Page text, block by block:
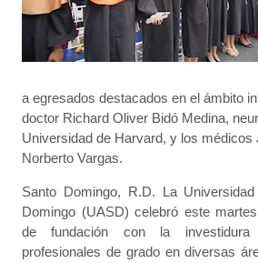
a egresados destacados en el ámbito
doctor Richard Oliver Bidó Medina,
Universidad de Harvard, y los
Norberto Vargas.
Santo Domingo, R.D. La
Domingo (UASD) celebró este
de fundación con la
profesionales de grado en diversas